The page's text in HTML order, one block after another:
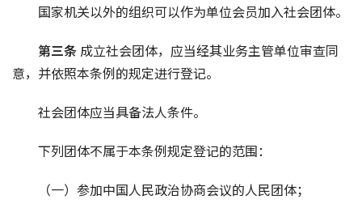
国家机关以外的组织可以作为单位会员加入社会团体。
第三条 成立社会团体，应当经其业务主管单位审查同
意，并依照本条例的规定进行登记。
社会团体应当具备法人条件。
下列团体不属于本条例规定登记的范围：
（一）参加中国人民政治协商会议的人民团体；